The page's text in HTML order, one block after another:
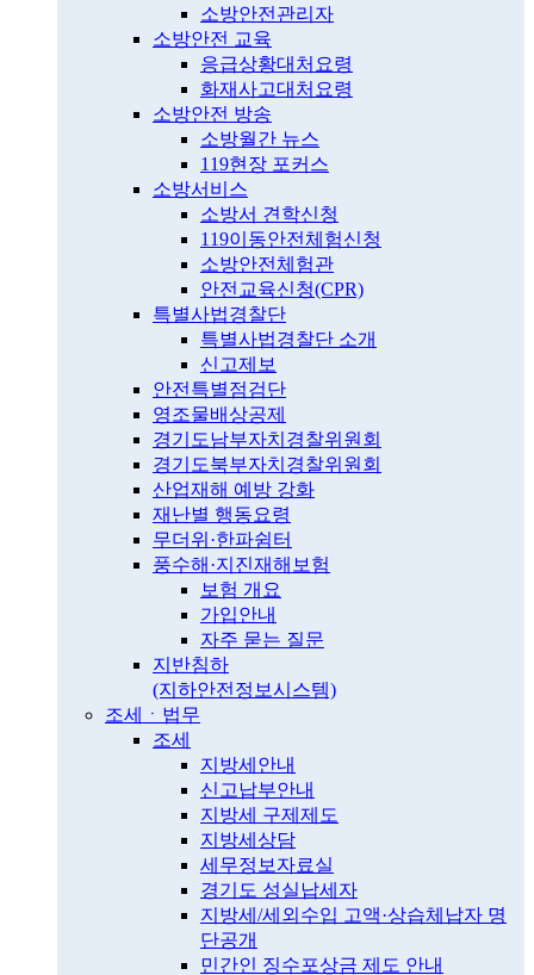
소방안전관리자
소방안전 교육
응급상황대처요령
화재사고대처요령
소방안전 방송
소방월간 뉴스
119현장 포커스
소방서비스
소방서 견학신청
119이동안전체험신청
소방안전체험관
안전교육신청(CPR)
특별사법경찰단
특별사법경찰단 소개
신고제보
안전특별점검단
영조물배상공제
경기도남부자치경찰위원회
경기도북부자치경찰위원회
산업재해 예방 강화
재난별 행동요령
무더위·한파쉼터
풍수해·지진재해보험
보험 개요
가입안내
자주 묻는 질문
지반침하
(지하안전정보시스템)
조세ㆍ법무
조세
지방세안내
신고납부안내
지방세 구제제도
지방세상담
세무정보자료실
경기도 성실납세자
지방세/세외수입 고액·상습체납자 명
단공개
민간인 징수포상금 제도 안내